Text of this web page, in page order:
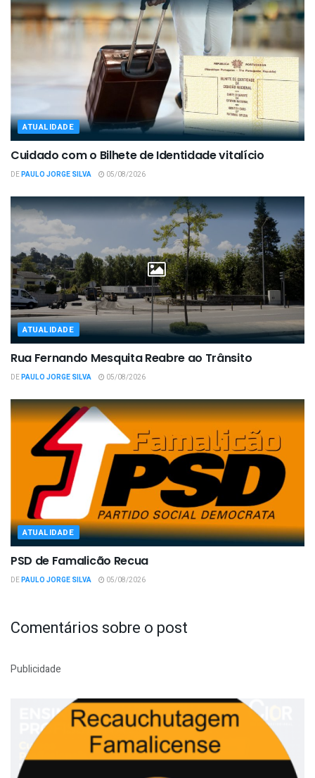
ATUALIDADE
Cuidado com o Bilhete de Identidade vitalício
DEPAULO JORGE SILVA 05/08/2026
ATUALIDADE
Rua Fernando Mesquita Reabre ao Trânsito
DEPAULO JORGE SILVA 05/08/2026
ATUALIDADE
PSD de Famalicão Recua
DEPAULO JORGE SILVA 05/08/2026
Comentários sobre o post
Publicidade